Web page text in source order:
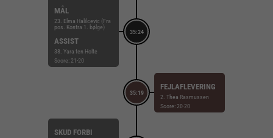
35:24
MÅL
23. Elma Halilcevic (Fra
pos. Kontra 1. bølge)
ASSIST
38. Yara ten Holte
Score: 21-20
35:19
FEJLAFLEVERING
2. Thea Rasmussen
Score: 20-20
SKUD FORBI